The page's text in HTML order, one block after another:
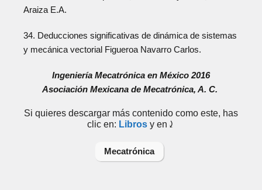
Araiza E.A.
34. Deducciones significativas de dinámica de sistemas
y mecánica vectorial Figueroa Navarro Carlos.
Ingeniería Mecatrónica en México 2016
Asociación Mexicana de Mecatrónica, A. C.
Si quieres descargar más contenido como este, has
clic en: Libros y en⤸
Mecatrónica